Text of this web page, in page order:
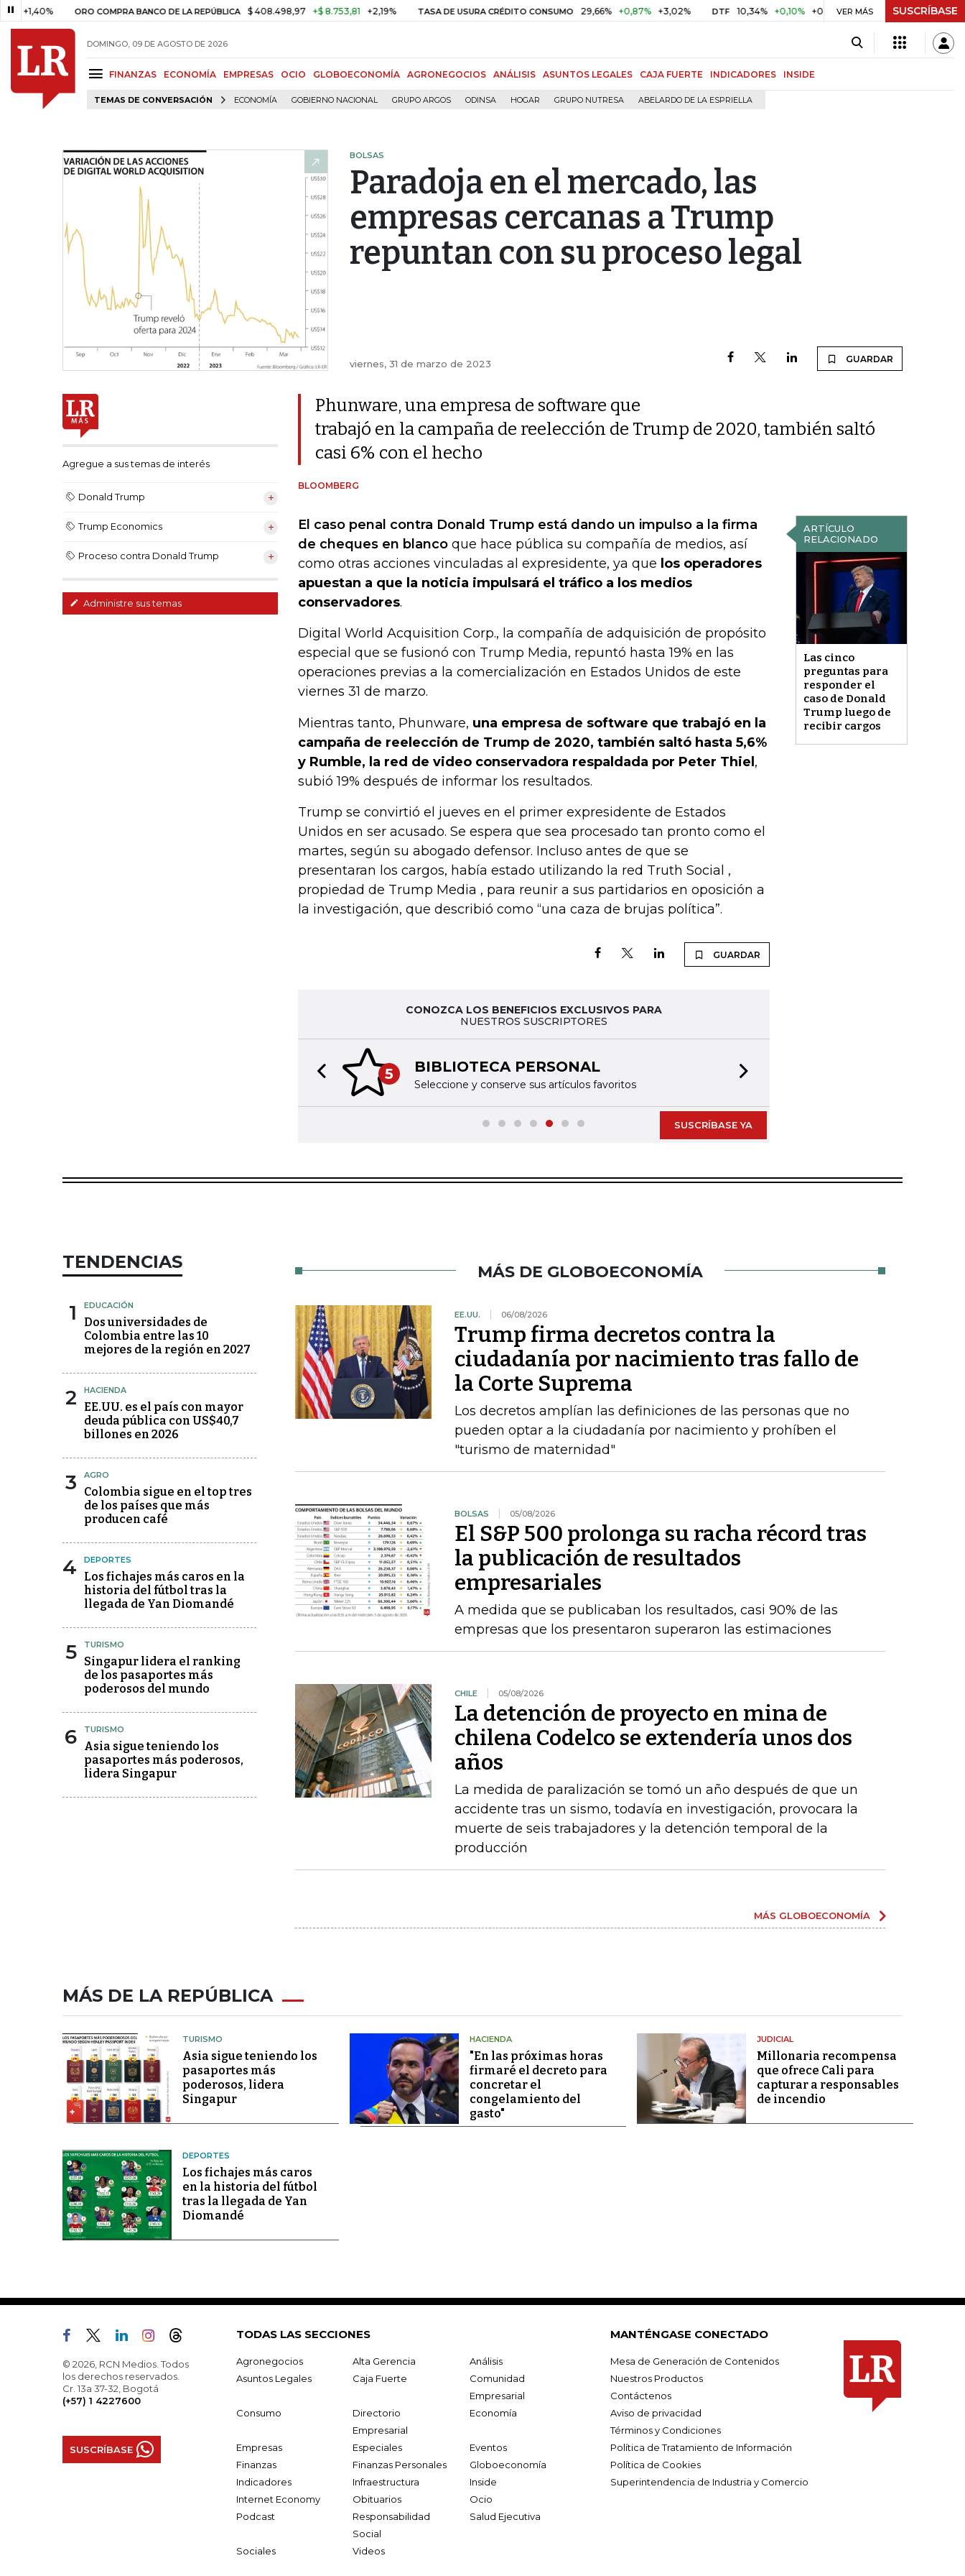
ORO COMPRA BANCO DE LA REPÚBLICA $ 408.498,97 +$ 8.753,81 +2,19% TASA DE USURA CRÉDITO CONSUMO 29,66% +0,87% +3,02% DTF 10,34% +0,10% +0,98% UVR $ 417,01 +$ 0,05
VER MÁS SUSCRÍBASE
DOMINGO, 09 DE AGOSTO DE 2026
FINANZAS ECONOMÍA EMPRESAS OCIO GLOBOECONOMÍA AGRONEGOCIOS ANÁLISIS ASUNTOS LEGALES CAJA FUERTE INDICADORES INSIDE
TEMAS DE CONVERSACIÓN ECONOMÍA GOBIERNO NACIONAL GRUPO ARGOS ODINSA HOGAR GRUPO NUTRESA ABELARDO DE LA ESPRIELLA
BOLSAS
Paradoja en el mercado, las
empresas cercanas a Trump
repuntan con su proceso legal
viernes, 31 de marzo de 2023 GUARDAR
Agregue a sus temas de interés
Donald Trump
Trump Economics
Proceso contra Donald Trump
Administre sus temas
Phunware, una empresa de software que
trabajó en la campaña de reelección de Trump de 2020, también saltó
casi 6% con el hecho
BLOOMBERG
ARTÍCULO
RELACIONADO
Las cinco
preguntas para
responder el
caso de Donald
Trump luego de
recibir cargos
El caso penal contra Donald Trump está dando un impulso a la firma
de cheques en blanco que hace pública su compañía de medios, así
como otras acciones vinculadas al expresidente, ya que los operadores
apuestan a que la noticia impulsará el tráfico a los medios
conservadores.
Digital World Acquisition Corp., la compañía de adquisición de propósito
especial que se fusionó con Trump Media, repuntó hasta 19% en las
operaciones previas a la comercialización en Estados Unidos de este
viernes 31 de marzo.
Mientras tanto, Phunware, una empresa de software que trabajó en la
campaña de reelección de Trump de 2020, también saltó hasta 5,6%
y Rumble, la red de video conservadora respaldada por Peter Thiel ,
subió 19% después de informar los resultados.
Trump se convirtió el jueves en el primer expresidente de Estados
Unidos en ser acusado. Se espera que sea procesado tan pronto como el
martes, según su abogado defensor. Incluso antes de que se
presentaran los cargos, había estado utilizando la red Truth Social ,
propiedad de Trump Media , para reunir a sus partidarios en oposición a
la investigación, que describió como “una caza de brujas política”.
GUARDAR
CONOZCA LOS BENEFICIOS EXCLUSIVOS PARA
NUESTROS SUSCRIPTORES
5 BIBLIOTECA PERSONAL
Seleccione y conserve sus artículos favoritos
Previous slide
SUSCRÍBASE YA
TENDENCIAS
1 EDUCACIÓN
Dos universidades de
Colombia entre las 10
mejores de la región en 2027
2 HACIENDA
EE.UU. es el país con mayor
deuda pública con US$40,7
billones en 2026
3 AGRO
Colombia sigue en el top tres
de los países que más
producen café
4 DEPORTES
Los fichajes más caros en la
historia del fútbol tras la
llegada de Yan Diomandé
5 TURISMO
Singapur lidera el ranking
de los pasaportes más
poderosos del mundo
6 TURISMO
Asia sigue teniendo los
pasaportes más poderosos,
lidera Singapur
MÁS DE GLOBOECONOMÍA
EE.UU. 06/08/2026
Trump firma decretos contra la
ciudadanía por nacimiento tras fallo de
la Corte Suprema
Los decretos amplían las definiciones de las personas que no
pueden optar a la ciudadanía por nacimiento y prohíben el
"turismo de maternidad"
BOLSAS 05/08/2026
El S&P 500 prolonga su racha récord tras
la publicación de resultados
empresariales
A medida que se publicaban los resultados, casi 90% de las
empresas que los presentaron superaron las estimaciones
CHILE 05/08/2026
La detención de proyecto en mina de
chilena Codelco se extendería unos dos
años
La medida de paralización se tomó un año después de que un
accidente tras un sismo, todavía en investigación, provocara la
muerte de seis trabajadores y la detención temporal de la
producción
MÁS GLOBOECONOMÍA
MÁS DE LA REPÚBLICA
TURISMO
Asia sigue teniendo los
pasaportes más
poderosos, lidera
Singapur
HACIENDA
"En las próximas horas
firmaré el decreto para
concretar el
congelamiento del
gasto"
JUDICIAL
Millonaria recompensa
que ofrece Cali para
capturar a responsables
de incendio
DEPORTES
Los fichajes más caros
en la historia del fútbol
tras la llegada de Yan
Diomandé
© 2026, RCN Medios. Todos
los derechos reservados.
Cr. 13a 37-32, Bogotá
(+57) 1 4227600
SUSCRÍBASE
TODAS LAS SECCIONES
Agronegocios Alta Gerencia
Análisis
Asuntos Legales
Caja Fuerte
Comunidad
Empresarial
Consumo
Directorio
Empresarial
Economía
Empresas Especiales
Eventos
Finanzas
Finanzas Personales
Globoeconomía
Indicadores
Infraestructura
Inside
Internet Economy
Obituarios
Ocio
Podcast
Responsabilidad
Social
Salud Ejecutiva
Sociales Videos
MANTÉNGASE CONECTADO
Mesa de Generación de Contenidos
Nuestros Productos
Contáctenos
Aviso de privacidad
Términos y Condiciones
Política de Tratamiento de Información
Política de Cookies
Superintendencia de Industria y Comercio